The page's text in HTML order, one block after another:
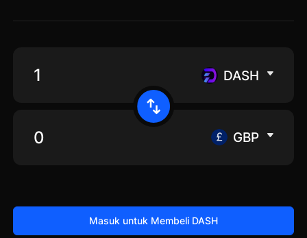
DASH
GBP
Masuk untuk Membeli DASH